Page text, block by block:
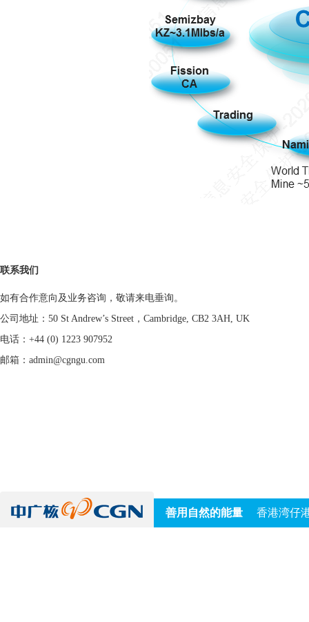
联系我们
如有合作意向及业务咨询，敬请来电垂询。
公司地址：50 St Andrew’s Street，Cambridge, CB2 3AH, UK
电话：+44 (0) 1223 907952
邮箱：admin@cgngu.com
善用自然的能量 香港湾仔